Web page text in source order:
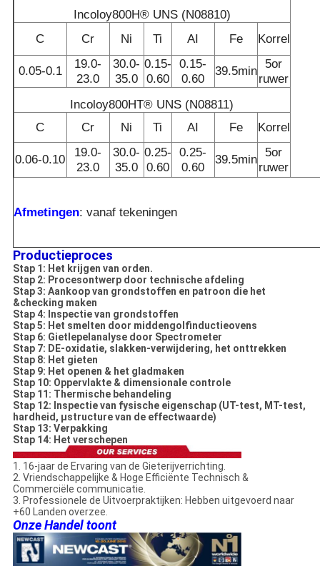
Incoloy800H® UNS (N08810)
C
Cr Ni Ti AI Fe Korrel
0.05-0.1
19.0-
23.0
30.0-
35.0
0.15-
0.60
0.15-
0.60
39.5min
5or
ruwer
Incoloy800HT® UNS (N08811)
C
Cr Ni Ti AI Fe Korrel
0.06-0.10
19.0-
23.0
30.0-
35.0
0.25-
0.60
0.25-
0.60
39.5min
5or
ruwer
Afmetingen: vanaf tekeningen
Productieproces
Stap 1: Het krijgen van orden.
Stap 2: Procesontwerp door technische afdeling
Stap 3: Aankoop van grondstoffen en patroon die het
&checking maken
Stap 4: Inspectie van grondstoffen
Stap 5: Het smelten door middengolfinductieovens
Stap 6: Gietlepelanalyse door Spectrometer
Stap 7: DE-oxidatie, slakken-verwijdering, het onttrekken
Stap 8: Het gieten
Stap 9: Het openen & het gladmaken
Stap 10: Oppervlakte & dimensionale controle
Stap 11: Thermische behandeling
Stap 12: Inspectie van fysische eigenschap (UT-test, MT-test,
hardheid, µstructure van de effectwaarde)
Stap 13: Verpakking
Stap 14: Het verschepen
1. 16-jaar de Ervaring van de Gieterijverrichting.
2. Vriendschappelijke & Hoge Efficiënte Technisch &
Commerciële communicatie.
3. Professionele de Uitvoerpraktijken: Hebben uitgevoerd naar
+60 Landen overzee.
Onze Handel toont